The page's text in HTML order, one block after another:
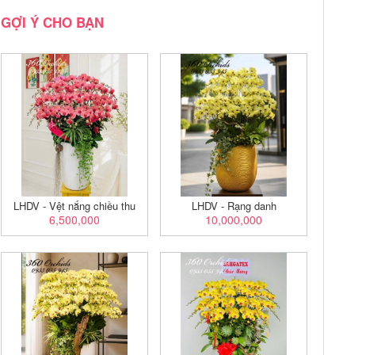
GỢI Ý CHO BẠN
LHDV - Vệt nắng chiều thu
6,500,000
LHDV - Rạng danh
10,000,000